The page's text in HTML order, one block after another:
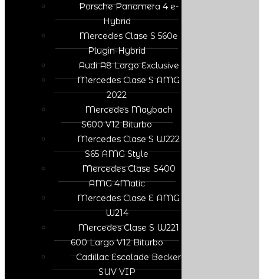
Porsche Panamera 4 e-
Hybrid
Mercedes Clase S 560e
Plugin-Hybrid
Audi A8 Largo Exclusive
Mercedes Clase S AMG
2022
Mercedes Maybach
S600 V12 Biturbo
Mercedes Clase S W222
S65 AMG Style
Mercedes Clase S400
AMG 4Matic
Mercedes Clase E AMG
W214
Mercedes Clase S W221
600 Largo V12 Biturbo
Cadillac Escalade Becker
SUV VIP